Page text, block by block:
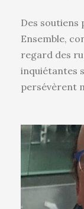
Des soutiens
Ensemble,
regard des
inquiétantes
persévèrent